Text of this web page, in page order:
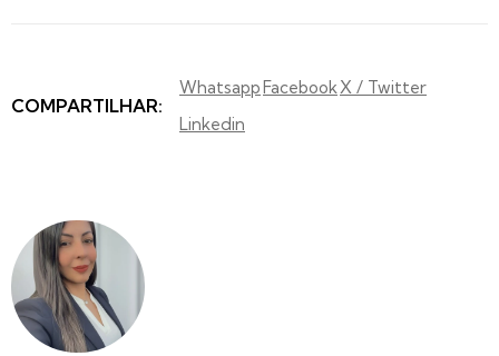
COMPARTILHAR:
WhatsappFacebookX / Twitter
Linkedin